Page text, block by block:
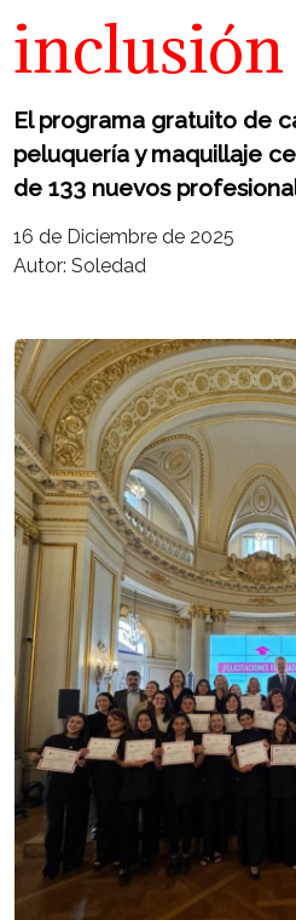
El programa gratuito de
peluquería y maquillaje
de 133 nuevos
16 de Diciembre de 2025
Autor: Soledad